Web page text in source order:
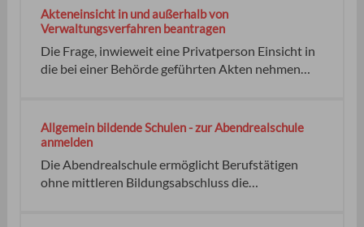
Angabe der verleihenden Hochschule verzichten,
wenn Sie den Grad erworben haben: Hinweis zum
Brexit: Keine Keine Keine
Akteneinsicht in und außerhalb von
Verwaltungsverfahren beantragen
Die Frage, inwieweit eine Privatperson Einsicht in
die bei einer Behörde geführten Akten nehmen
Antragstellerin oder Antragsteller oder sonst
Beteiligte oder Beteiligter klären will, welchen
Sachverhalt eine Behörde ihrer Entscheidung
zugrunde gelegt hat oder welche rechtlichen
Möglichkeiten ihr/ihm zur Verfügung stehen.
Allgemein bildende Schulen - zur Abendrealschule
anmelden
Die Abendrealschule ermöglicht Berufstätigen
ohne mittleren Bildungsabschluss die